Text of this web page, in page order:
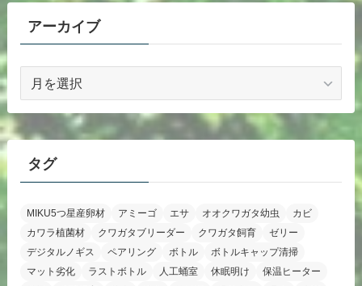
アーカイブ
カ
イ
タグ
MIKU5つ星産卵材 アミーゴ エサ オオクワガタ幼虫
カビ
カワラ植菌材
クワガタブリーダー クワガタ飼育
ゼリー
デジタルノギス
ペアリング ボトル
ボトルキャップ清掃
マット劣化
ラストボトル 人工蛹室 休眠明け
保温ヒーター